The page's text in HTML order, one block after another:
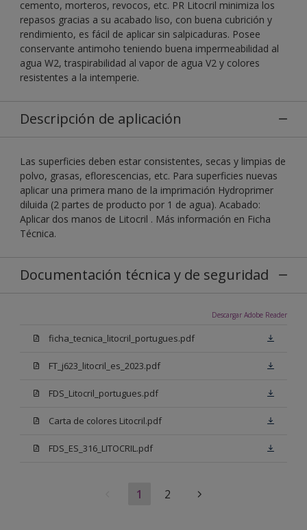
cemento, morteros, revocos, etc. PR Litocril minimiza los
repasos gracias a su acabado liso, con buena cubrición y
rendimiento, es fácil de aplicar sin salpicaduras. Posee
conservante antimoho teniendo buena impermeabilidad al
agua W2, traspirabilidad al vapor de agua V2 y colores
resistentes a la intemperie.
Descripción de aplicación
Las superficies deben estar consistentes, secas y limpias de
polvo, grasas, eflorescencias, etc. Para superficies nuevas
aplicar una primera mano de la imprimación Hydroprimer
diluida (2 partes de producto por 1 de agua). Acabado:
Aplicar dos manos de Litocril . Más información en Ficha
Técnica.
Documentación técnica y de seguridad
Descargar Adobe Reader
ficha_tecnica_litocril_portugues.pdf
FT_j623_litocril_es_2023.pdf
FDS_Litocril_portugues.pdf
Carta de colores Litocril.pdf
FDS_ES_316_LITOCRIL.pdf
1 2